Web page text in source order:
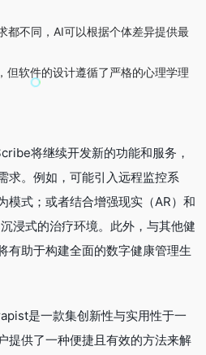
都不同，AI可以根据个体差异提供最
但软件的设计遵循了严格的心理学理
将继续开发新的功能和服务，
求。例如，可能引入远程监控系
模式；或者结合增强现实（AR）和
浸式的治疗环境。此外，与其他健
有助于构建全面的数字健康管理生
是一款集创新性与实用性于一
提供了一种便捷且有效的方法来解